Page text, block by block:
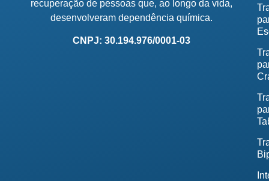
recuperação de pessoas que, ao longo da vida,
desenvolveram dependência química.
CNPJ: 30.194.976/0001-03